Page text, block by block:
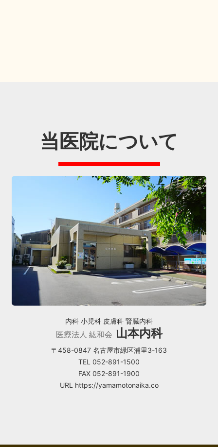
当医院について
内科 小児科 皮膚科 腎臓内科
医療法人 紘和会 山本内科
〒458-0847 名古屋市緑区浦里3-163
TEL 052-891-1500
FAX 052-891-1900
URL https://yamamotonaika.co